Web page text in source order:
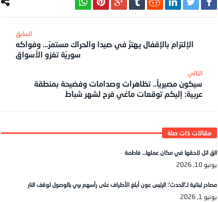
الإلتزام بالإقفال يهتزّ في صيدا والحراك مستمرّ… وفواكه
سوريّة تغزو الأسواق
‎التالي
سيكون مصيرياً.. تظاهرات وصدامات وفضيحة بمنطقة
عربية: إليكم توقعات ماغي فرح لشهر شباط
الق اتل لاحقها في مكان عملها… فاطمة
يونيو 10, 2026
مصادر لبنانية لـ’الحدث’: الرئيس عون أبلغ الأطراف على رأسهم بري بالوصول لوقف النار
يونيو 1, 2026